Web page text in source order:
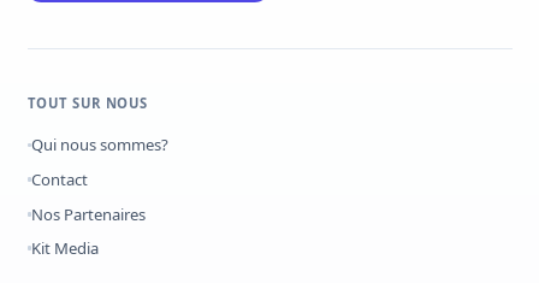
TOUT SUR NOUS
Qui nous sommes?
Contact
Nos Partenaires
Kit Media